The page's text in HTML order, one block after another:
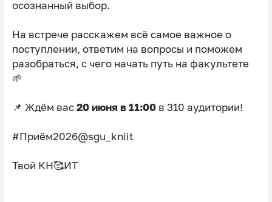
осознанный выбор.
На встрече расскажем всё самое важное о
поступлении, ответим на вопросы и поможем
разобраться, с чего начать путь на факультете
🌱
📌 Ждём вас20 июня в 11:00в 310 аудитории!
#Приём2026@sgu_kniit
Твой КН🥰ИТ